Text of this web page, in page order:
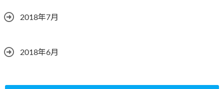
2018年7月
2018年6月